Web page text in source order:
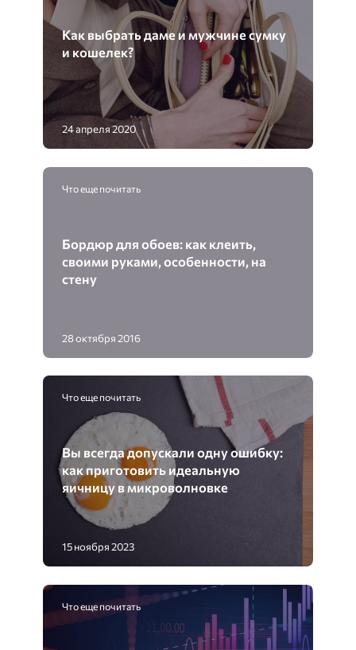
Как выбрать даме и мужчине сумку
и кошелек?
24 апреля 2020
Что еще почитать
Бордюр для обоев: как клеить,
своими руками, особенности, на
стену
28 октября 2016
Что еще почитать
Вы всегда допускали одну ошибку:
как приготовить идеальную
яичницу в микроволновке
15 ноября 2023
Что еще почитать